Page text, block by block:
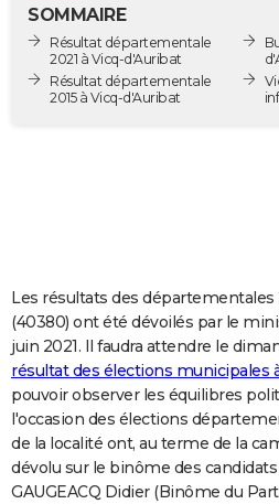
Destinations
City break
Voyage nature
Voyage de noces
Forum
Climat
GUIDES D'ACHAT
COPAINS D'AVANT
S'inscrire
Se connecter
Collèges
Primaires
Universités
Entreprises
Service militaire
Avis de recherche
AVIS DE DÉCÈS
FORUM
Bricolage
Lifestyle
Culture
Sport
Auto
Television
Voyage
Cinema
SOMMAIRE
Résultat départementale
2021 à Vicq-d'Auribat
Résultat départementale
2015 à Vicq-d'Auribat
Les résultats des départementales
(40380) ont été dévoilés par le
juin 2021. Il faudra attendre le
résultat des élections municipales
pouvoir observer les équilibres
l'occasion des élections
de la localité ont, au terme de la
dévolu sur le binôme des
GAUGEACQ Didier (Binôme du